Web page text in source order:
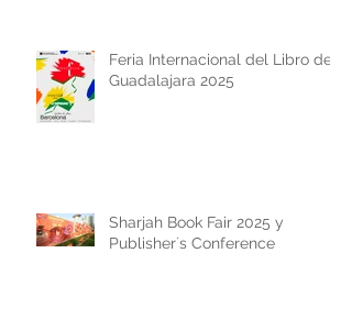
Feria Internacional del Libro de
Guadalajara 2025
Sharjah Book Fair 2025 y
Publisher´s Conference